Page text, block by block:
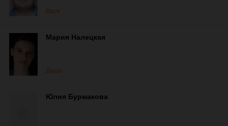
Вася
Мария Налецкая
Даша
Юлия Бурмакова